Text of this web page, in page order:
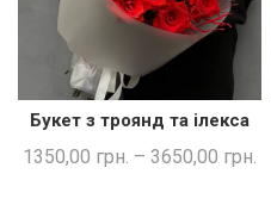
ШВИДКА ПОКУПКА
Букет з троянд та ілекса
1350,00 грн. – 3650,00 грн.